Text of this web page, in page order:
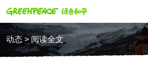
动态 > 阅读全文